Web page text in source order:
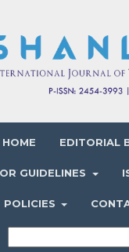
HOME EDITORIAL
GUIDELINES
POLICIES